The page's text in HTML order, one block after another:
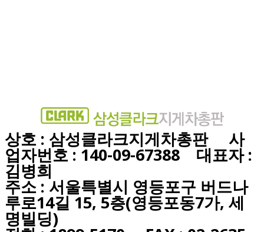
상호 : 삼성클라크지게차총판 사
업자번호 : 140-09-67388 대표자 :
김병희
주소 : 서울특별시 영등포구 버드나
루로14길 15, 5층(영등포동7가, 세
명빌딩)